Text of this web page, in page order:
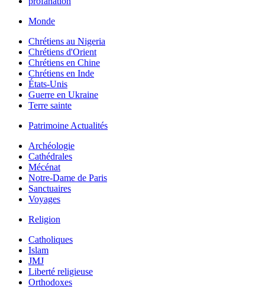
Monde
Chrétiens au Nigeria
Chrétiens d'Orient
Chrétiens en Chine
Chrétiens en Inde
États-Unis
Guerre en Ukraine
Terre sainte
Patrimoine Actualités
Archéologie
Cathédrales
Mécénat
Notre-Dame de Paris
Sanctuaires
Voyages
Religion
Catholiques
Islam
JMJ
Liberté religieuse
Orthodoxes